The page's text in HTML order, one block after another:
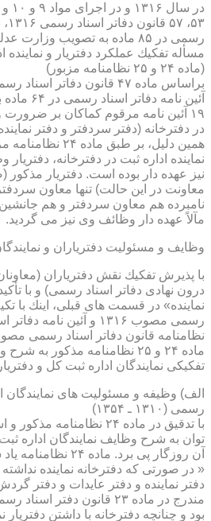
رسمی در ۸۵ ماده به تصویب
مسأله تفكیك عملكرد دفتریار و
(ماده ۲۴ و ۲۵ نظامنامه مزبور)
آئین نامه
۱۹ آئین نامه مرقوم كماكان بر
در دفترخانه (دفتر سردفتر و دفتر
همین دلیل، بر
نماینده اداره ثبت در دفترخانه، دفتریار
نیز عهده دار بوده است. دفتریار مذكور
معاونت در این حالت) تنها معاون
نامبرده هم معاون سردفتر و هم جانشین
مآلاً عهده دار وظائف وی نیز می گردید.
وظایف و مسئولیت دفتریاران و
با پذیرش تفكیك نقش دفتریاران
درون نهادی دفاتر اسناد رسمی) و با
نماینده» در قسمت های قبلی، اینك با
ماده ۲۴ و ۲۵ نظامنامه مذكور
تفكیكی نمایندگان اداره ثبت كل و
الف) وظیفه و مسئولیت های نمایندگان
رسمی (۱۳۱۰ ـ ۱۳۵۴)
با تدقیق در ماده ۲۴
توان به شرح وظایف نمایندگان اداره
آن روزگار پی برد. ماده ۲۴ نظامنامه یاد شده مقرر می دارد:
« در صورتی كه دفترخانه نماینده
دفتر نماینده و دفتر عایدات و دفتر
مندرج در ماده ۲۳ قانون
بود و چنانچه دفترخانه با داشتن دفتریار